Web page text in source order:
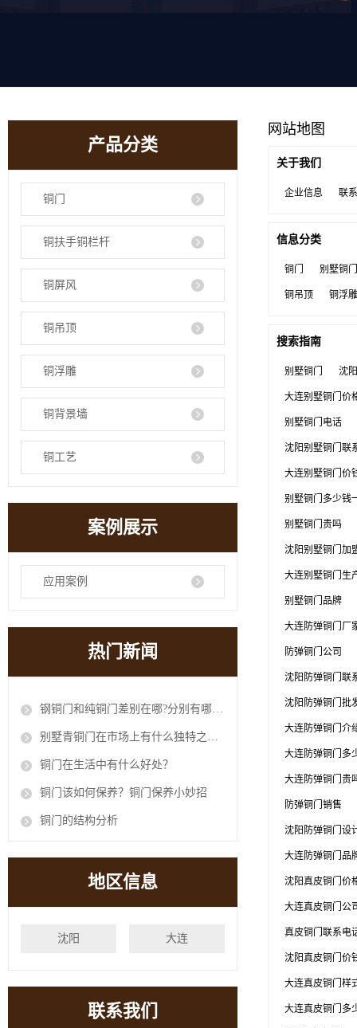
产品分类
铜门
铜扶手铜栏杆
铜屏风
铜吊顶
铜浮雕
铜背景墙
铜工艺
案例展示
应用案例
热门新闻
钢铜门和纯铜门差别在哪?分别有哪些优缺点?
别墅青铜门在市场上有什么独特之处？
铜门在生活中有什么好处？
铜门该如何保养？铜门保养小妙招
铜门的结构分析
地区信息
沈阳 大连
联系我们
网站地图
关于我们
企业信息 联
信息分类
铜门 别墅铜门
铜吊顶 铜浮雕
搜索指南
别墅铜门 沈
大连别墅铜门价
别墅铜门电话
沈阳别墅铜门联
大连别墅铜门价
别墅铜门多少钱
别墅铜门贵吗
沈阳别墅铜门加
大连别墅铜门生
别墅铜门品牌
大连防弹铜门厂
防弹铜门公司
沈阳防弹铜门联
沈阳防弹铜门批
大连防弹铜门介
大连防弹铜门多
大连防弹铜门贵
防弹铜门销售
沈阳防弹铜门设
大连防弹铜门品
沈阳真皮铜门价
大连真皮铜门公
真皮铜门联系电
沈阳真皮铜门价
大连真皮铜门样
大连真皮铜门多